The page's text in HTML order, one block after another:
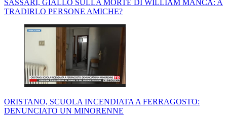
SASSARI, GIALLO SULLA MORTE DI WILLIAM MANCA: A
TRADIRLO PERSONE AMICHE?
ORISTANO, SCUOLA INCENDIATA A FERRAGOSTO:
DENUNCIATO UN MINORENNE